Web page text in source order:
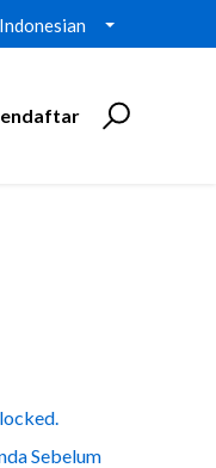
Indonesian
Sebelum